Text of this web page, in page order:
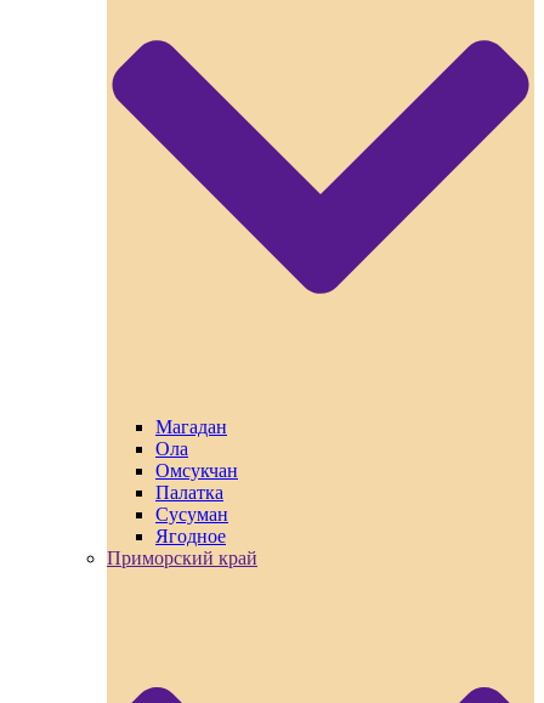
Магадан
Ола
Омсукчан
Палатка
Сусуман
Ягодное
Приморский край